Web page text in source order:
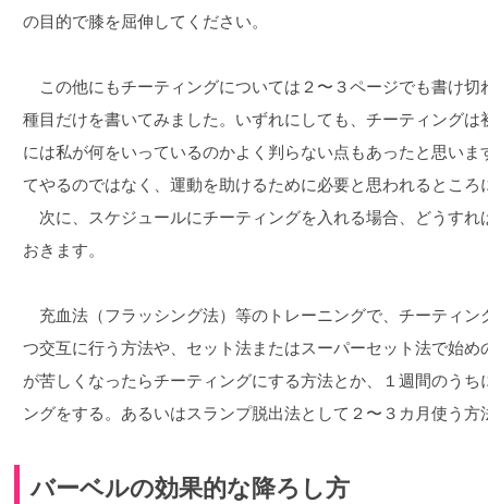
の目的で膝を屈伸してください。
この他にもチーティングについては２〜３ページでも書け切
種目だけを書いてみました。いずれにしても、チーティング
には私が何をいっているのかよく判らない点もあったと思い
てやるのではなく、運動を助けるために必要と思われるとこ
次に、スケジュールにチーティングを入れる場合、どうすれ
おきます。
充血法（フラッシング法）等のトレーニングで、チーティン
つ交互に行う方法や、セット法またはスーパーセット法で始め
が苦しくなったらチーティングにする方法とか、１週間のう
ングをする。あるいはスランプ脱出法として２〜３カ月使う
バーベルの効果的な降ろし方